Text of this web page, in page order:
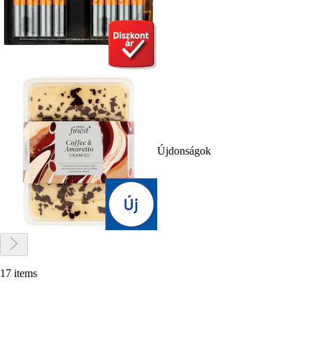
Újdonságok
17 items